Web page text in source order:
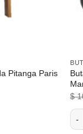
Pitanga Paris
Pitanga Paris Pastel
$